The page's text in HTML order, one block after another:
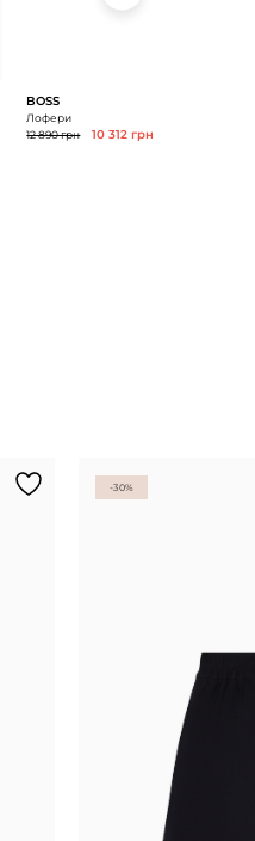
BOSS
Лофери
12 890 грн
10 312 грн
-30%